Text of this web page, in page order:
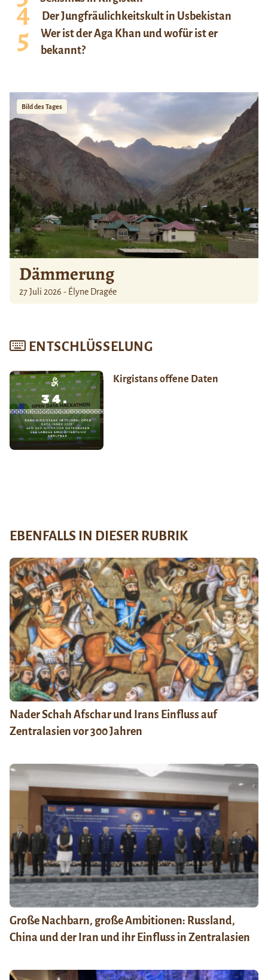
Der Jungfräulichkeitskult in Usbekistan
Wer ist der Aga Khan und wofür ist er
bekannt?
Bild des Tages
Dämmerung
27 Juli 2026 - Élyne Dragée
ENTSCHLÜSSELUNG
Kirgistans offene Daten
EBENFALLS IN DIESER RUBRIK
Nader Schah Afschar und Irans Einfluss auf
Zentralasien vor 300 Jahren
Große Nachbarn, große Ambitionen: Russland,
China und der Iran und ihr Einfluss in Zentralasien